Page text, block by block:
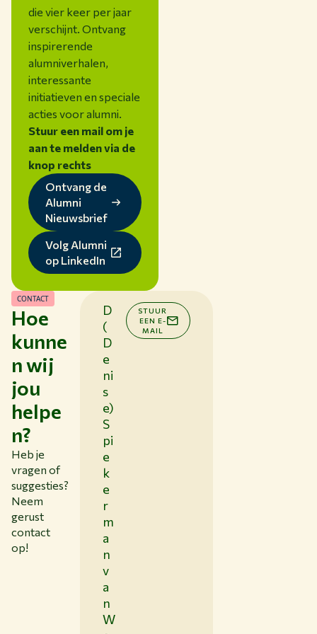
die vier keer per jaar
verschijnt. Ontvang
inspirerende
alumniverhalen,
interessante
initiatieven en speciale
acties voor alumni.
Stuur een mail om je
aan te melden via de
knop rechts
Ontvang de
Alumni
Nieuwsbrief
Volg Alumni
op LinkedIn
Hoe
kunne
n wij
jou
helpe
n?
CONTACT
Heb je
vragen of
suggesties?
Neem
gerust
contact
op!
D
(
D
e
ni
s
e)
S
pi
e
k
e
r
m
a
n
v
a
n
W
STUUR
EEN E-
MAIL